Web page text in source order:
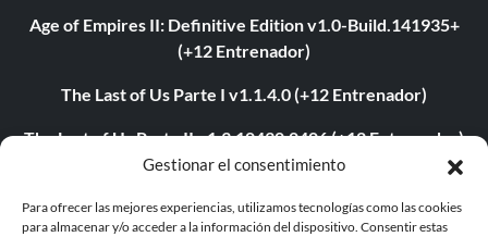
Gestionar el consentimiento
Para ofrecer las mejores experiencias, utilizamos tecnologías como las cookies
para almacenar y/o acceder a la información del dispositivo. Consentir estas
Age of Empires II: Definitive Edition v1.0-Build.141935+
(+12 Entrenador)
The Last of Us Parte I v1.1.4.0 (+12 Entrenador)
The Last of Us Parte II v1.3.10430.0406 (+12 Entrenador)
Euro Truck Simulator 2 v1.54.1.0s (+7 Trainer)